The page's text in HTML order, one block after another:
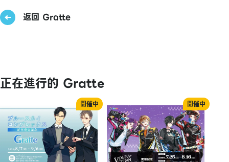
返回 Gratte
正在進行的 Gratte